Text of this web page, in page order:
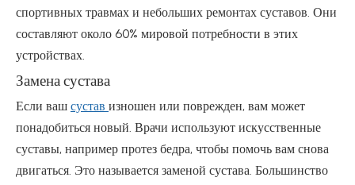
спортивных травмах и небольших ремонтах суставов. Они
составляют около 60% мировой потребности в этих
устройствах.
Замена сустава
Если ваш сустав изношен или поврежден, вам может
понадобиться новый. Врачи используют искусственные
суставы, например протез бедра, чтобы помочь вам снова
двигаться. Это называется заменой сустава. Большинство